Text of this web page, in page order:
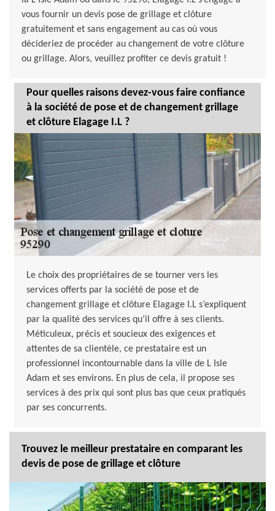
vous fournir un devis pose de grillage et clôture
gratuitement et sans engagement au cas où vous
décideriez de procéder au changement de votre clôture
ou grillage. Alors, veuillez profiter ce devis gratuit !
Pour quelles raisons devez-vous faire confiance
à la société de pose et de changement grillage
et clôture Elagage I.L ?
Le choix des propriétaires de se tourner vers les
services offerts par la société de pose et de
changement grillage et clôture Elagage I.L s’expliquent
par la qualité des services qu’il offre à ses clients.
Méticuleux, précis et soucieux des exigences et
attentes de sa clientèle, ce prestataire est un
professionnel incontournable dans la ville de L Isle
Adam et ses environs. En plus de cela, il propose ses
services à des prix qui sont plus bas que ceux pratiqués
par ses concurrents.
Trouvez le meilleur prestataire en comparant les
devis de pose de grillage et clôture